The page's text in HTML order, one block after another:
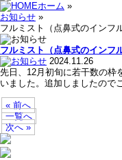
ホーム »
お知らせ »
フルミスト（点鼻式のインフ
フルミスト（点鼻式のインフ
2024.11.26
先日、12月初旬に若干数の枠
いました。追加しましたので
« 前へ
一覧へ
次へ »